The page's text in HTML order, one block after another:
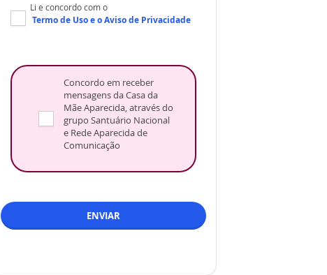
Li e concordo com o
Termo de Usoe oAviso de Privacidade
Concordo em receber
mensagens da Casa da
Mãe Aparecida, através do
grupo Santuário Nacional
e Rede Aparecida de
Comunicação
ENVIAR